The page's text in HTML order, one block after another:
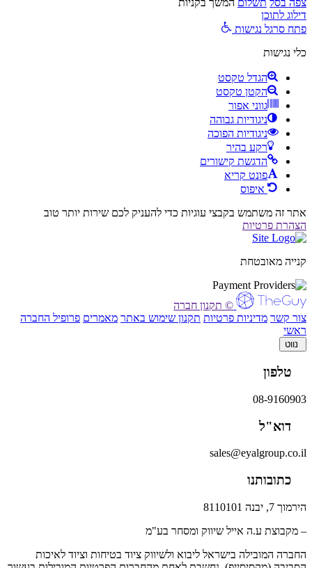
צפה בסל תשלום המשך בקניות
דילוג לתוכן
פתח סרגל נגישות
כלי נגישות
הגדל טקסט
הקטן טקסט
גווני אפור
ניגודיות גבוהה
ניגודיות הפוכה
רקע בהיר
הדגשת קישורים
פונט קריא
איפוס
אתר זה משתמש בקבצי עוגיות כדי להעניק לכם שירות יותר טוב
הצהרת פרטיות
קנייה מאובטחת
© תקנון חברה
צור קשר מדיניות פרטיות תקנון שימוש באתר מאמרים פרופיל החברה
ראשי
נווט
טלפון
08-9160903
דוא"ל
sales@eyalgroup.co.il
כתובותנו
הירמוך 7, יבנה 8110101
– מקבוצת ע.ה אייל שיווק ומסחר בע"מ
החברה המובילה בישראל ליבוא ולשיווק ציוד בטיחות וציוד לאיכות